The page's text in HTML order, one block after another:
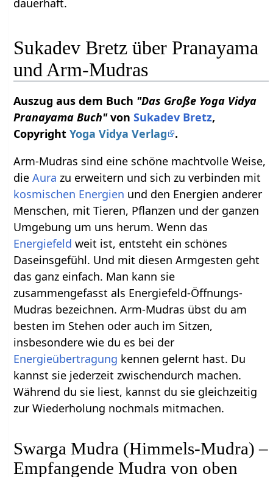
dauerhaft.
Sukadev Bretz über Pranayama
und Arm-Mudras
Auszug aus dem Buch "Das Große Yoga Vidya
Pranayama Buch"vonSukadev Bretz,
CopyrightYoga Vidya Verlag
.
Arm-Mudras sind eine schöne machtvolle Weise,
dieAura zu erweitern und sich zu verbinden mit
kosmischen Energien und den Energien anderer
Menschen, mit Tieren, Pflanzen und der ganzen
Umgebung um uns herum. Wenn das
Energiefeld weit ist, entsteht ein schönes
Daseinsgefühl. Und mit diesen Armgesten geht
das ganz einfach. Man kann sie
zusammengefasst als Energiefeld-Öffnungs-
Mudras bezeichnen. Arm-Mudras übst du am
besten im Stehen oder auch im Sitzen,
insbesondere wie du es bei der
Energieübertragung kennen gelernt hast. Du
kannst sie jederzeit zwischendurch machen.
Während du sie liest, kannst du sie gleichzeitig
zur Wiederholung nochmals mitmachen.
Swarga Mudra (Himmels-Mudra) –
Empfangende Mudra von oben